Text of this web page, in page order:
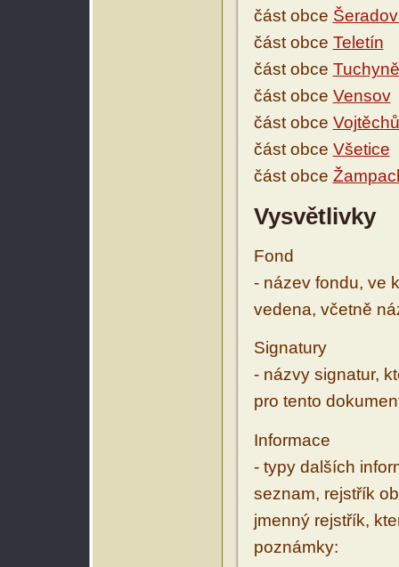
část obce
část obce Teletín
část obce Tuchyně
část obce Vensov
část obce
část obce Všetice
část obce
Vysvětlivky
Fond
- název fondu, ve
vedena, včetně
Signatury
- názvy signatur,
pro tento
Informace
- typy dalších
seznam, rejstřík
jmenný rejstřík,
poznámky: